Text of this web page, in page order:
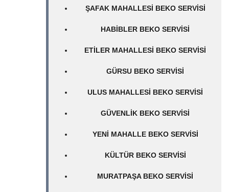
ŞAFAK MAHALLESI BEKO SERVISI
HABIBLER BEKO SERVISI
ETILER MAHALLESI BEKO SERVISI
GÜRSU BEKO SERVISI
ULUS MAHALLESI BEKO SERVISI
GÜVENLIK BEKO SERVISI
YENI MAHALLE BEKO SERVISI
KÜLTÜR BEKO SERVISI
MURATPAŞA BEKO SERVISI